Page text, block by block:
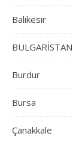
Balıkesir
BULGARİSTAN
Burdur
Bursa
Çanakkale